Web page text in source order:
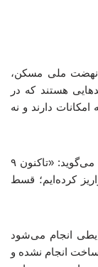
نهضت ملی مسکن،
هستند که در
دارند و نه
متقاضی پروژه قرارگاه امام حسن در فاز ۳ پرند می‌گوید: «تاکنون ۹
واریز کرده‌ایم؛ قسط
انجام می‌شود
ساخت انجام نشده و